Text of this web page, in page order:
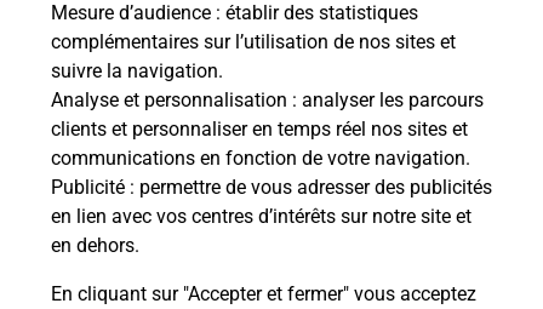
Mesure d’audience : établir des statistiques
complémentaires sur l’utilisation de nos sites et
suivre la navigation.
Analyse et personnalisation : analyser les parcours
clients et personnaliser en temps réel nos sites et
communications en fonction de votre navigation.
Publicité : permettre de vous adresser des publicités
en lien avec vos centres d’intérêts sur notre site et
en dehors.
En cliquant sur "Accepter et fermer" vous acceptez
En savoir plus
Code de la route auto ou moto
Vous cherchez à passer votre code de la route auto
ou moto au Bureau La Poste - VENCE (06140) ?
Découvrez l'offre proposée par La Poste.